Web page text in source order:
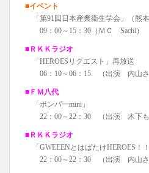
■イベント
「第91回日本産業衛生学会」（熊本
09：00～15：30（ＭＣ Sachi）
■ＲＫＫラジオ
「HEROESリクエスト」再放送
06：10～06：15 （出演 内山さ
■ＦＭ八代
「ボンバーmini」
22：00～22：30 （出演 木下も
■ＲＫＫラジオ
「GWEEENとはばたけHEROES！！
22：00～22：30 （出演 内山さ